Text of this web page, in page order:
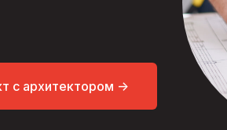
с архитектором ->